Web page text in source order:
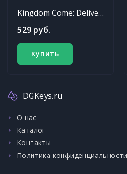
Kingdom Come: Deliverance
529 руб.
Купить
DGKeys.ru
О нас
Каталог
Контакты
Политика конфиденциальности